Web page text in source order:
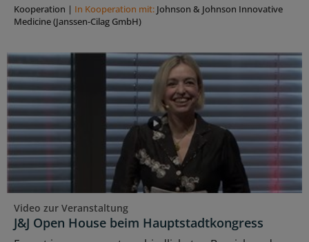
Kooperation | In Kooperation mit: Johnson & Johnson Innovative
Medicine (Janssen-Cilag GmbH)
Video zur Veranstaltung
J&J Open House beim Hauptstadtkongress